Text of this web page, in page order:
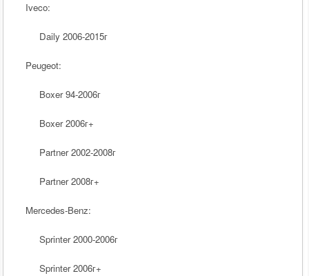
Iveco:
Daily 2006-2015г
Peugeot:
Boxer 94-2006г
Boxer 2006г+
Partner 2002-2008г
Partner 2008г+
Mercedes-Benz:
Sprinter 2000-2006г
Sprinter 2006г+